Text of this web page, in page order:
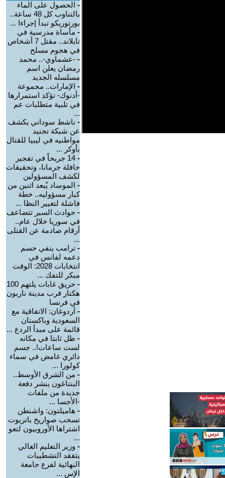
- الحصول على الماء
بالتناوب كل 48 ساعة..
بورتوريكو تبدأ إجراءا ...
- مأساة مدرسية في
تايلاند.. مقتل 7 أشخاص
في هجوم مسلح
- -عشماوي-.. محمد
رمضان يعلن اسم
مسلسله الجديد
- الإمارات.. مجموعة
-أدنوك- تؤكد استمرارها
في تلبية متطلبات عم
...
- ناشط سوداني يكشف
عن شبكة تجنيد
مواطنيه في ليبيا للقتال
بأوكر ...
-
14 جريحاً في تفجير
حافلة جرمانا، وتحقيقات
لكشف المسؤولين
- الموساد يُبعد اثنين من
كبار مسؤوليه.. خطة
فاشلة لتغيير النظا ...
- حوادث السير تتضاعف
في سوريا خلال عام..
أرقام صادمة عن القتلى
...
- ترامب ينفي حسم
دعمه لفانس في
انتخابات 2028: الوقت
مبكر للتفك ...
-
حريق غابات يلتهم 100
هكتار قرب مدينة ناربون
في فرنسا
- أردوغان: الاتفاقية مع
السعودية وباكستان
قائمة على مبدأ الردع ...
- ظل ثابتا في مكانه
لست ساعات!.. جسم
دائري غامض في سماء
كولورا ...
- من الشرق الأوسط..
البنتاغون ينشر دفعة
جديدة من ملفات
-الأجسا ...
- هاميلتون: واشنطن
تسحب صواريخ باتريوت
اشتراها الأوروبيون لتعو
...
- وزير التعليم العالي
يتفقد التشطيبات
النهائية لفرع جامعة
الإس ...